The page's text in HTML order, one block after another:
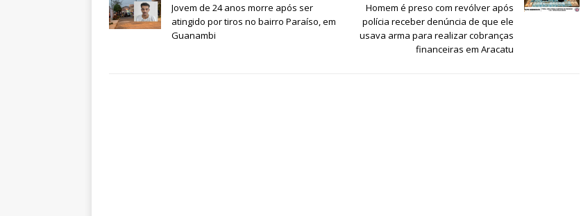
Jovem de 24 anos morre após ser
atingido por tiros no bairro Paraíso, em
Guanambi
Homem é preso com revólver após
polícia receber denúncia de que ele
usava arma para realizar cobranças
financeiras em Aracatu